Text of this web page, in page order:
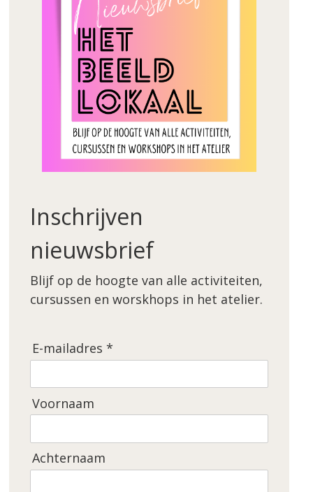
Inschrijven
nieuwsbrief
Blijf op de hoogte van alle activiteiten,
cursussen en worskhops in het atelier.
E-mailadres *
Voornaam
Achternaam